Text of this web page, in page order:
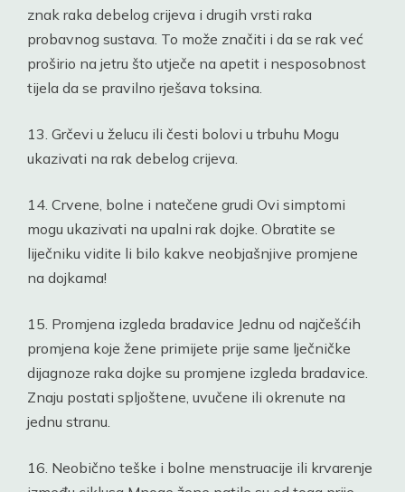
znak raka debelog crijeva i drugih vrsti raka
probavnog sustava. To može značiti i da se rak već
proširio na jetru što utječe na apetit i nesposobnost
tijela da se pravilno rješava toksina.
13. Grčevi u želucu ili česti bolovi u trbuhu Mogu
ukazivati na rak debelog crijeva.
14. Crvene, bolne i natečene grudi Ovi simptomi
mogu ukazivati na upalni rak dojke. Obratite se
liječniku vidite li bilo kakve neobjašnjive promjene
na dojkama!
15. Promjena izgleda bradavice Jednu od najčešćih
promjena koje žene primijete prije same lječničke
dijagnoze raka dojke su promjene izgleda bradavice.
Znaju postati spljoštene, uvučene ili okrenute na
jednu stranu.
16. Neobično teške i bolne menstruacije ili krvarenje